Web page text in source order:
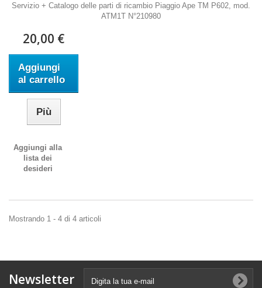
Servizio + Catalogo delle parti di ricambio Piaggio Ape TM P602, mod.
ATM1T N°210980
20,00 €
Aggiungi
al carrello
Più
Aggiungi alla
lista dei
desideri
Mostrando 1 - 4 di 4 articoli
Newsletter